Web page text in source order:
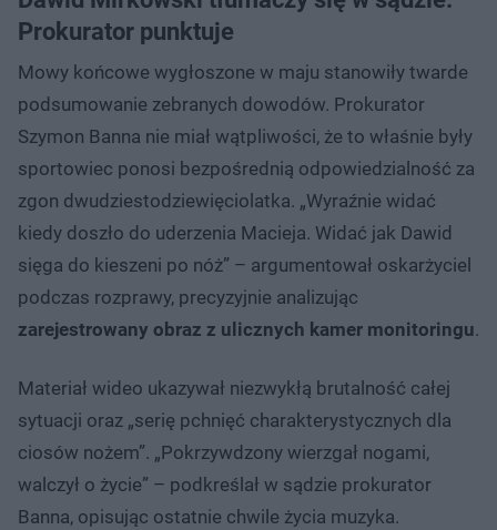
Prokurator punktuje
Mowy końcowe wygłoszone w maju stanowiły twarde
podsumowanie zebranych dowodów. Prokurator
Szymon Banna nie miał wątpliwości, że to właśnie były
sportowiec ponosi bezpośrednią odpowiedzialność za
zgon dwudziestodziewięciolatka. „Wyraźnie widać
kiedy doszło do uderzenia Macieja. Widać jak Dawid
sięga do kieszeni po nóż” – argumentował oskarżyciel
podczas rozprawy, precyzyjnie analizując
zarejestrowany obraz z ulicznych kamer monitoringu.
Materiał wideo ukazywał niezwykłą brutalność całej
sytuacji oraz „serię pchnięć charakterystycznych dla
ciosów nożem”. „Pokrzywdzony wierzgał nogami,
walczył o życie” – podkreślał w sądzie prokurator
Banna, opisując ostatnie chwile życia muzyka.